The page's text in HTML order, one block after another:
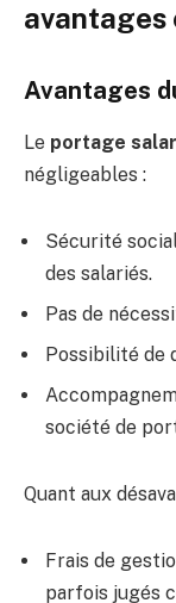
avantages
Avantages
Le portage
négligeables :
Sécurité
des salariés.
Pas de
Possibilité de
société de
Quant aux
Frais de
parfois jugés